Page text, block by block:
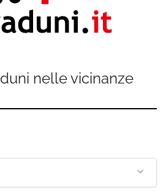
nelle vicinanze